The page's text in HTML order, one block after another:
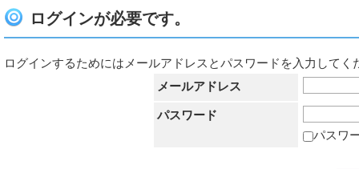
ログインが必要です。
ログインするためにはメールアドレスとパスワードを入力してく
メールアドレス
パスワード
パスワ